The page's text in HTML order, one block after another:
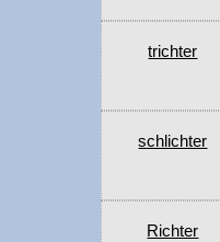
trichter
schlichter
Richter